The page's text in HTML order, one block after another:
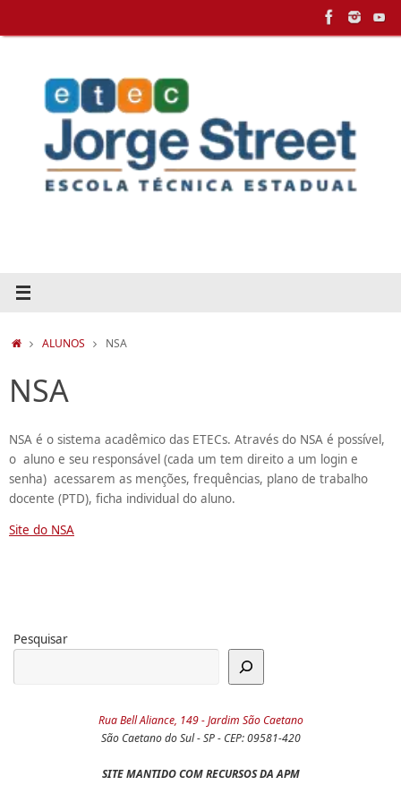
HOMEALUNOS NSA
NSA
NSA é o sistema acadêmico das ETECs. Através do NSA é possível,
o aluno e seu responsável (cada um tem direito a um login e
senha) acessarem as menções, frequências, plano de trabalho
docente (PTD), ficha individual do aluno.
Site do NSA
Pesquisar
Rua Bell Aliance, 149 - Jardim São Caetano
São Caetano do Sul - SP - CEP: 09581-420
SITE MANTIDO COM RECURSOS DA APM